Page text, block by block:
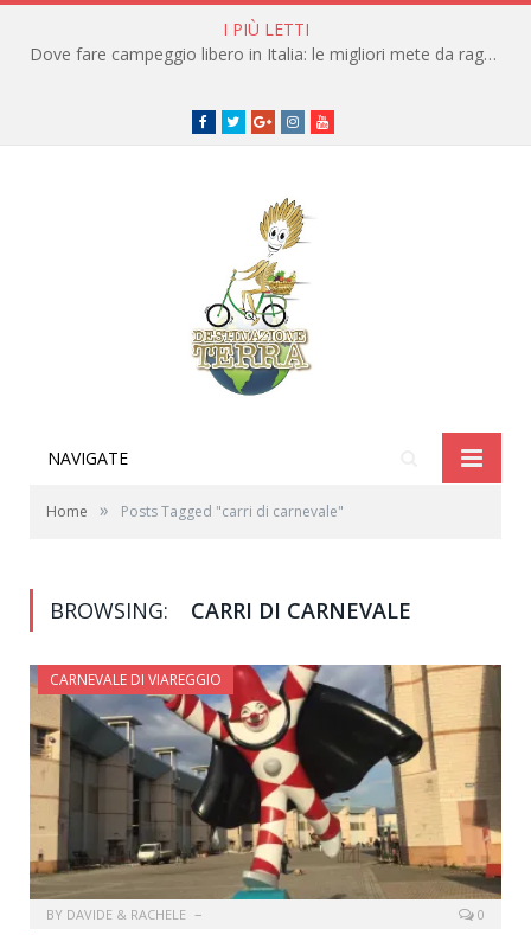
I PIÙ LETTI
Dove fare campeggio libero in Italia: le migliori mete da raggiungere in traghetto
Facebook
TwitterGoogle+instagramyoutube
NAVIGATE
Home » Posts Tagged "carri di carnevale"
BROWSING: CARRI DI CARNEVALE
CARNEVALE DI VIAREGGIO
BY DAVIDE & RACHELE 0